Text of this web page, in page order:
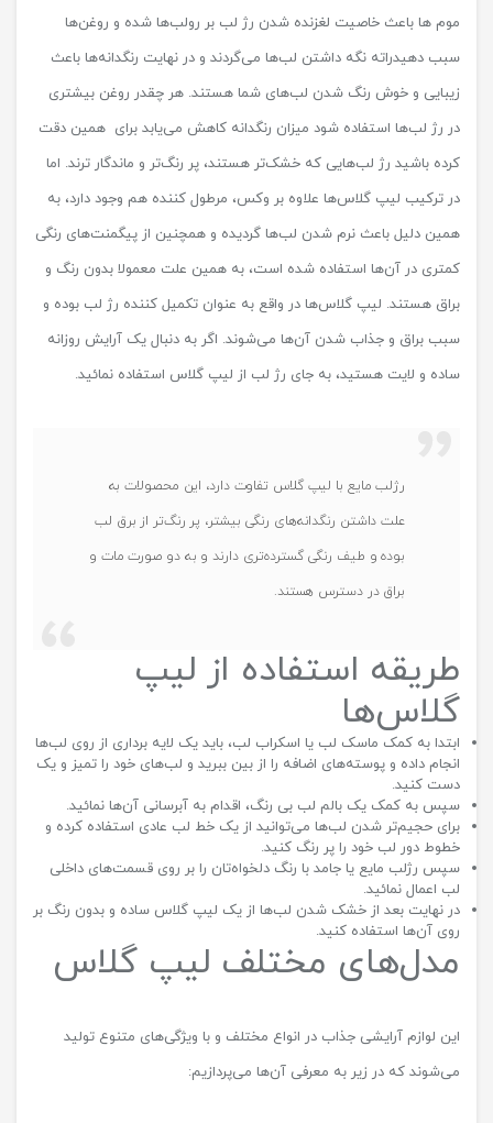
موم ها باعث خاصیت لغزنده شدن رژ لب بر رولب‌ها شده و روغن‌ها
سبب دهیدراته نگه داشتن لب‌ها می‌گردند و در نهایت رنگدانه‌ها باعث
زیبایی و خوش رنگ شدن لب‌های شما هستند. هر چقدر روغن بیشتری
در رژ لب‌ها استفاده شود میزان رنگدانه کاهش می‌یابد برای همین دقت
کرده باشید رژ لب‌هایی که خشک‌تر هستند، پر رنگ‌تر و ماندگار ترند. اما
در ترکیب لیپ گلاس‌ها علاوه بر وکس، مرطول کننده هم وجود دارد، به
همین دلیل باعث نرم شدن لب‌ها گردیده و همچنین از پیگمنت‌های رنگی
کمتری در آن‌ها استفاده شده است، به همین علت معمولا بدون رنگ و
براق هستند. لیپ گلاس‌ها در واقع به عنوان تکمیل کننده رژ لب بوده و
سبب براق و جذاب شدن آن‌ها می‌شوند. اگر به دنبال یک آرایش روزانه
ساده و لایت هستید، به جای رژ لب از لیپ گلاس استفاده نمائید.
رژلب مایع با لیپ گلاس تفاوت دارد، این محصولات به
علت داشتن رنگدانه‌های رنگی بیشتر، پر رنگ‌تر از برق لب
بوده و طیف رنگی گسترده‌تری دارند و به دو صورت مات و
براق در دسترس هستند.
طریقه استفاده از لیپ
گلاس‌ها
ابتدا به کمک ماسک لب یا اسکراب لب، باید یک لایه برداری از روی لب‌ها
انجام داده و پوسته‌های اضافه را از بین ببرید و لب‌های خود را تمیز و یک
دست کنید.
سپس به کمک یک بالم لب بی رنگ، اقدام به آبرسانی آن‌ها نمائید.
برای حجیم‌تر شدن لب‌ها می‌توانید از یک خط لب عادی استفاده کرده و
خطوط دور لب خود را پر رنگ کنید.
سپس رژلب مایع یا جامد با رنگ دلخواه‌تان را بر روی قسمت‌های داخلی
لب اعمال نمائید.
در نهایت بعد از خشک شدن لب‌ها از یک لیپ گلاس ساده و بدون رنگ بر
روی آن‌ها استفاده کنید.
مدل‌های مختلف لیپ گلاس‌
این لوازم آرایشی جذاب در انواع مختلف و با ویژگی‌های متنوع تولید
می‌شوند که در زیر به معرفی آن‌ها می‌پردازیم: